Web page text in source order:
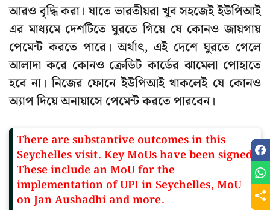
আরও বৃদ্ধি করা। যাতে ভারতীয়রা খুব সহজেই ইউপিআই
এর মাধ্যমে দেশটিতে ঘুরতে গিয়ে যে কোনও জায়গায়
পেমেন্ট করতে পারে। অর্থাৎ, এই দেশে ঘুরতে গেলে
আলাদা করে কোনও ক্রেডিট কার্ডের ঝামেলা পোহাতে
হবে না। নিজের ফোনে ইউপিআই থাকলেই যে কোনও
অ্যাপ দিয়ে অনায়াসে পেমেন্ট করতে পারবেন।
There are substantive outcomes in this
Seychelles visit. Key MoUs have been signed.
These include an MoU for the
implementation of UPI in Seychelles, MoU
on Jan Aushadhi and more.